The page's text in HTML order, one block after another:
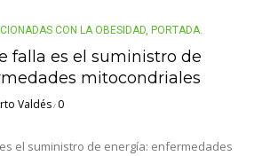
CON LA OBESIDAD, PORTADA.
falla es el suministro de
mitocondriales
Valdés/ 0
el suministro de energía: enfermedades